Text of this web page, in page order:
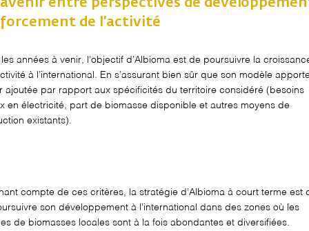
de l’activité
années à venir, l’objectif d’Albioma est de poursuivre la
à l’international. En s’assurant bien sûr que son modèle
ajoutée par rapport aux spécificités du territoire considéré ( besoins
en électricité, part de biomasse disponible et autres moyens de
existants).
compte de ces critères, la stratégie d’Albioma à court terme est
son développement à l’international dans des zones où les
de biomasses locales sont à la fois abondantes et diversifiées.